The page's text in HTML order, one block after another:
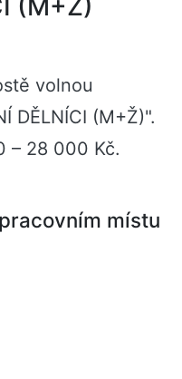
(M+Ž)
volnou
DĚLNÍCI (M+Ž)".
– 28 000 Kč.
místu